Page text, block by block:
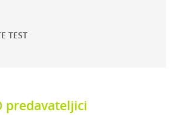
TEST
predavateljici